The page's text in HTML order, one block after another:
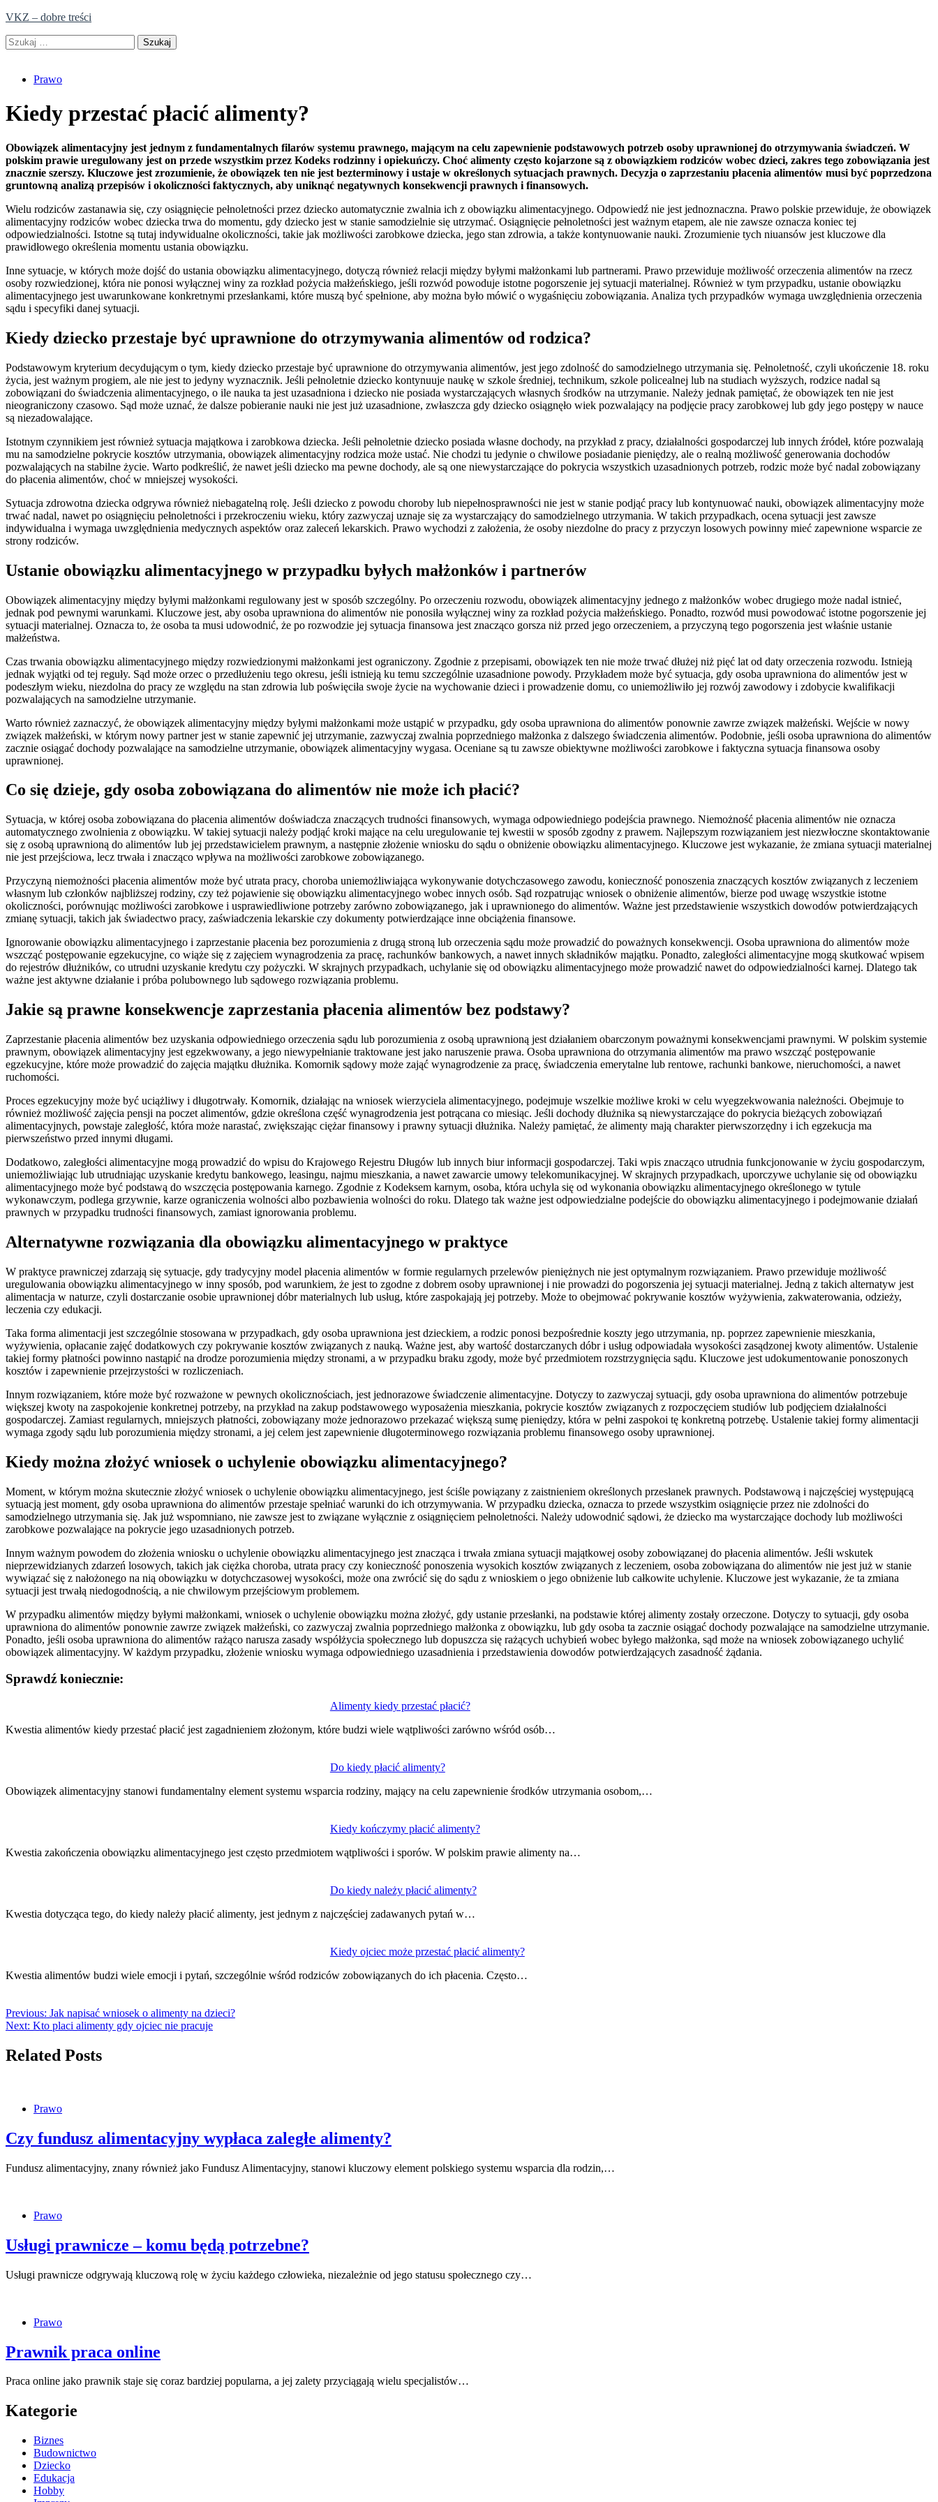
Skip
content
VKZ – dobre treści
Szukaj:
Prawo
Kiedy przestać płacić alimenty?
Obowiązek alimentacyjny jest jednym z fundamentalnych filarów systemu prawnego, mającym na celu zapewnienie podstawowych potrzeb osoby uprawnionej do otrzymywania świadczeń. W
polskim prawie uregulowany jest on przede wszystkim przez Kodeks rodzinny i opiekuńczy. Choć alimenty często kojarzone są z obowiązkiem rodziców wobec dzieci, zakres tego zobowiązania jest
znacznie szerszy. Kluczowe jest zrozumienie, że obowiązek ten nie jest bezterminowy i ustaje w określonych sytuacjach prawnych. Decyzja o zaprzestaniu płacenia alimentów musi być poprzedzona
gruntowną analizą przepisów i okoliczności faktycznych, aby uniknąć negatywnych konsekwencji prawnych i finansowych.
Wielu rodziców zastanawia się, czy osiągnięcie pełnoletności przez dziecko automatycznie zwalnia ich z obowiązku alimentacyjnego. Odpowiedź nie jest jednoznaczna. Prawo polskie przewiduje, że obowiązek
alimentacyjny rodziców wobec dziecka trwa do momentu, gdy dziecko jest w stanie samodzielnie się utrzymać. Osiągnięcie pełnoletności jest ważnym etapem, ale nie zawsze oznacza koniec tej
odpowiedzialności. Istotne są tutaj indywidualne okoliczności, takie jak możliwości zarobkowe dziecka, jego stan zdrowia, a także kontynuowanie nauki. Zrozumienie tych niuansów jest kluczowe dla
prawidłowego określenia momentu ustania obowiązku.
Inne sytuacje, w których może dojść do ustania obowiązku alimentacyjnego, dotyczą również relacji między byłymi małżonkami lub partnerami. Prawo przewiduje możliwość orzeczenia alimentów na rzecz
osoby rozwiedzionej, która nie ponosi wyłącznej winy za rozkład pożycia małżeńskiego, jeśli rozwód powoduje istotne pogorszenie jej sytuacji materialnej. Również w tym przypadku, ustanie obowiązku
alimentacyjnego jest uwarunkowane konkretnymi przesłankami, które muszą być spełnione, aby można było mówić o wygaśnięciu zobowiązania. Analiza tych przypadków wymaga uwzględnienia orzeczenia
sądu i specyfiki danej sytuacji.
Kiedy dziecko przestaje być uprawnione do otrzymywania alimentów od rodzica?
Podstawowym kryterium decydującym o tym, kiedy dziecko przestaje być uprawnione do otrzymywania alimentów, jest jego zdolność do samodzielnego utrzymania się. Pełnoletność, czyli ukończenie 18. roku
życia, jest ważnym progiem, ale nie jest to jedyny wyznacznik. Jeśli pełnoletnie dziecko kontynuuje naukę w szkole średniej, technikum, szkole policealnej lub na studiach wyższych, rodzice nadal są
zobowiązani do świadczenia alimentacyjnego, o ile nauka ta jest uzasadniona i dziecko nie posiada wystarczających własnych środków na utrzymanie. Należy jednak pamiętać, że obowiązek ten nie jest
nieograniczony czasowo. Sąd może uznać, że dalsze pobieranie nauki nie jest już uzasadnione, zwłaszcza gdy dziecko osiągnęło wiek pozwalający na podjęcie pracy zarobkowej lub gdy jego postępy w nauce
są niezadowalające.
Istotnym czynnikiem jest również sytuacja majątkowa i zarobkowa dziecka. Jeśli pełnoletnie dziecko posiada własne dochody, na przykład z pracy, działalności gospodarczej lub innych źródeł, które pozwalają
mu na samodzielne pokrycie kosztów utrzymania, obowiązek alimentacyjny rodzica może ustać. Nie chodzi tu jedynie o chwilowe posiadanie pieniędzy, ale o realną możliwość generowania dochodów
pozwalających na stabilne życie. Warto podkreślić, że nawet jeśli dziecko ma pewne dochody, ale są one niewystarczające do pokrycia wszystkich uzasadnionych potrzeb, rodzic może być nadal zobowiązany
do płacenia alimentów, choć w mniejszej wysokości.
Sytuacja zdrowotna dziecka odgrywa również niebagatelną rolę. Jeśli dziecko z powodu choroby lub niepełnosprawności nie jest w stanie podjąć pracy lub kontynuować nauki, obowiązek alimentacyjny może
trwać nadal, nawet po osiągnięciu pełnoletności i przekroczeniu wieku, który zazwyczaj uznaje się za wystarczający do samodzielnego utrzymania. W takich przypadkach, ocena sytuacji jest zawsze
indywidualna i wymaga uwzględnienia medycznych aspektów oraz zaleceń lekarskich. Prawo wychodzi z założenia, że osoby niezdolne do pracy z przyczyn losowych powinny mieć zapewnione wsparcie ze
strony rodziców.
Ustanie obowiązku alimentacyjnego w przypadku byłych małżonków i partnerów
Obowiązek alimentacyjny między byłymi małżonkami regulowany jest w sposób szczególny. Po orzeczeniu rozwodu, obowiązek alimentacyjny jednego z małżonków wobec drugiego może nadal istnieć,
jednak pod pewnymi warunkami. Kluczowe jest, aby osoba uprawniona do alimentów nie ponosiła wyłącznej winy za rozkład pożycia małżeńskiego. Ponadto, rozwód musi powodować istotne pogorszenie jej
sytuacji materialnej. Oznacza to, że osoba ta musi udowodnić, że po rozwodzie jej sytuacja finansowa jest znacząco gorsza niż przed jego orzeczeniem, a przyczyną tego pogorszenia jest właśnie ustanie
małżeństwa.
Czas trwania obowiązku alimentacyjnego między rozwiedzionymi małżonkami jest ograniczony. Zgodnie z przepisami, obowiązek ten nie może trwać dłużej niż pięć lat od daty orzeczenia rozwodu. Istnieją
jednak wyjątki od tej reguły. Sąd może orzec o przedłużeniu tego okresu, jeśli istnieją ku temu szczególnie uzasadnione powody. Przykładem może być sytuacja, gdy osoba uprawniona do alimentów jest w
podeszłym wieku, niezdolna do pracy ze względu na stan zdrowia lub poświęciła swoje życie na wychowanie dzieci i prowadzenie domu, co uniemożliwiło jej rozwój zawodowy i zdobycie kwalifikacji
pozwalających na samodzielne utrzymanie.
Warto również zaznaczyć, że obowiązek alimentacyjny między byłymi małżonkami może ustąpić w przypadku, gdy osoba uprawniona do alimentów ponownie zawrze związek małżeński. Wejście w nowy
związek małżeński, w którym nowy partner jest w stanie zapewnić jej utrzymanie, zazwyczaj zwalnia poprzedniego małżonka z dalszego świadczenia alimentów. Podobnie, jeśli osoba uprawniona do alimentów
zacznie osiągać dochody pozwalające na samodzielne utrzymanie, obowiązek alimentacyjny wygasa. Oceniane są tu zawsze obiektywne możliwości zarobkowe i faktyczna sytuacja finansowa osoby
uprawnionej.
Co się dzieje, gdy osoba zobowiązana do alimentów nie może ich płacić?
Sytuacja, w której osoba zobowiązana do płacenia alimentów doświadcza znaczących trudności finansowych, wymaga odpowiedniego podejścia prawnego. Niemożność płacenia alimentów nie oznacza
automatycznego zwolnienia z obowiązku. W takiej sytuacji należy podjąć kroki mające na celu uregulowanie tej kwestii w sposób zgodny z prawem. Najlepszym rozwiązaniem jest niezwłoczne skontaktowanie
się z osobą uprawnioną do alimentów lub jej przedstawicielem prawnym, a następnie złożenie wniosku do sądu o obniżenie obowiązku alimentacyjnego. Kluczowe jest wykazanie, że zmiana sytuacji materialnej
nie jest przejściowa, lecz trwała i znacząco wpływa na możliwości zarobkowe zobowiązanego.
Przyczyną niemożności płacenia alimentów może być utrata pracy, choroba uniemożliwiająca wykonywanie dotychczasowego zawodu, konieczność ponoszenia znaczących kosztów związanych z leczeniem
własnym lub członków najbliższej rodziny, czy też pojawienie się obowiązku alimentacyjnego wobec innych osób. Sąd rozpatrując wniosek o obniżenie alimentów, bierze pod uwagę wszystkie istotne
okoliczności, porównując możliwości zarobkowe i usprawiedliwione potrzeby zarówno zobowiązanego, jak i uprawnionego do alimentów. Ważne jest przedstawienie wszystkich dowodów potwierdzających
zmianę sytuacji, takich jak świadectwo pracy, zaświadczenia lekarskie czy dokumenty potwierdzające inne obciążenia finansowe.
Ignorowanie obowiązku alimentacyjnego i zaprzestanie płacenia bez porozumienia z drugą stroną lub orzeczenia sądu może prowadzić do poważnych konsekwencji. Osoba uprawniona do alimentów może
wszcząć postępowanie egzekucyjne, co wiąże się z zajęciem wynagrodzenia za pracę, rachunków bankowych, a nawet innych składników majątku. Ponadto, zaległości alimentacyjne mogą skutkować wpisem
do rejestrów dłużników, co utrudni uzyskanie kredytu czy pożyczki. W skrajnych przypadkach, uchylanie się od obowiązku alimentacyjnego może prowadzić nawet do odpowiedzialności karnej. Dlatego tak
ważne jest aktywne działanie i próba polubownego lub sądowego rozwiązania problemu.
Jakie są prawne konsekwencje zaprzestania płacenia alimentów bez podstawy?
Zaprzestanie płacenia alimentów bez uzyskania odpowiedniego orzeczenia sądu lub porozumienia z osobą uprawnioną jest działaniem obarczonym poważnymi konsekwencjami prawnymi. W polskim systemie
prawnym, obowiązek alimentacyjny jest egzekwowany, a jego niewypełnianie traktowane jest jako naruszenie prawa. Osoba uprawniona do otrzymania alimentów ma prawo wszcząć postępowanie
egzekucyjne, które może prowadzić do zajęcia majątku dłużnika. Komornik sądowy może zająć wynagrodzenie za pracę, świadczenia emerytalne lub rentowe, rachunki bankowe, nieruchomości, a nawet
ruchomości.
Proces egzekucyjny może być uciążliwy i długotrwały. Komornik, działając na wniosek wierzyciela alimentacyjnego, podejmuje wszelkie możliwe kroki w celu wyegzekwowania należności. Obejmuje to
również możliwość zajęcia pensji na poczet alimentów, gdzie określona część wynagrodzenia jest potrącana co miesiąc. Jeśli dochody dłużnika są niewystarczające do pokrycia bieżących zobowiązań
alimentacyjnych, powstaje zaległość, która może narastać, zwiększając ciężar finansowy i prawny sytuacji dłużnika. Należy pamiętać, że alimenty mają charakter pierwszorzędny i ich egzekucja ma
pierwszeństwo przed innymi długami.
Dodatkowo, zaległości alimentacyjne mogą prowadzić do wpisu do Krajowego Rejestru Długów lub innych biur informacji gospodarczej. Taki wpis znacząco utrudnia funkcjonowanie w życiu gospodarczym,
uniemożliwiając lub utrudniając uzyskanie kredytu bankowego, leasingu, najmu mieszkania, a nawet zawarcie umowy telekomunikacyjnej. W skrajnych przypadkach, uporczywe uchylanie się od obowiązku
alimentacyjnego może być podstawą do wszczęcia postępowania karnego. Zgodnie z Kodeksem karnym, osoba, która uchyla się od wykonania obowiązku alimentacyjnego określonego w tytule
wykonawczym, podlega grzywnie, karze ograniczenia wolności albo pozbawienia wolności do roku. Dlatego tak ważne jest odpowiedzialne podejście do obowiązku alimentacyjnego i podejmowanie działań
prawnych w przypadku trudności finansowych, zamiast ignorowania problemu.
Alternatywne rozwiązania dla obowiązku alimentacyjnego w praktyce
W praktyce prawniczej zdarzają się sytuacje, gdy tradycyjny model płacenia alimentów w formie regularnych przelewów pieniężnych nie jest optymalnym rozwiązaniem. Prawo przewiduje możliwość
uregulowania obowiązku alimentacyjnego w inny sposób, pod warunkiem, że jest to zgodne z dobrem osoby uprawnionej i nie prowadzi do pogorszenia jej sytuacji materialnej. Jedną z takich alternatyw jest
alimentacja w naturze, czyli dostarczanie osobie uprawnionej dóbr materialnych lub usług, które zaspokajają jej potrzeby. Może to obejmować pokrywanie kosztów wyżywienia, zakwaterowania, odzieży,
leczenia czy edukacji.
Taka forma alimentacji jest szczególnie stosowana w przypadkach, gdy osoba uprawniona jest dzieckiem, a rodzic ponosi bezpośrednie koszty jego utrzymania, np. poprzez zapewnienie mieszkania,
wyżywienia, opłacanie zajęć dodatkowych czy pokrywanie kosztów związanych z nauką. Ważne jest, aby wartość dostarczanych dóbr i usług odpowiadała wysokości zasądzonej kwoty alimentów. Ustalenie
takiej formy płatności powinno nastąpić na drodze porozumienia między stronami, a w przypadku braku zgody, może być przedmiotem rozstrzygnięcia sądu. Kluczowe jest udokumentowanie ponoszonych
kosztów i zapewnienie przejrzystości w rozliczeniach.
Innym rozwiązaniem, które może być rozważone w pewnych okolicznościach, jest jednorazowe świadczenie alimentacyjne. Dotyczy to zazwyczaj sytuacji, gdy osoba uprawniona do alimentów potrzebuje
większej kwoty na zaspokojenie konkretnej potrzeby, na przykład na zakup podstawowego wyposażenia mieszkania, pokrycie kosztów związanych z rozpoczęciem studiów lub podjęciem działalności
gospodarczej. Zamiast regularnych, mniejszych płatności, zobowiązany może jednorazowo przekazać większą sumę pieniędzy, która w pełni zaspokoi tę konkretną potrzebę. Ustalenie takiej formy alimentacji
wymaga zgody sądu lub porozumienia między stronami, a jej celem jest zapewnienie długoterminowego rozwiązania problemu finansowego osoby uprawnionej.
Kiedy można złożyć wniosek o uchylenie obowiązku alimentacyjnego?
Moment, w którym można skutecznie złożyć wniosek o uchylenie obowiązku alimentacyjnego, jest ściśle powiązany z zaistnieniem określonych przesłanek prawnych. Podstawową i najczęściej występującą
sytuacją jest moment, gdy osoba uprawniona do alimentów przestaje spełniać warunki do ich otrzymywania. W przypadku dziecka, oznacza to przede wszystkim osiągnięcie przez nie zdolności do
samodzielnego utrzymania się. Jak już wspomniano, nie zawsze jest to związane wyłącznie z osiągnięciem pełnoletności. Należy udowodnić sądowi, że dziecko ma wystarczające dochody lub możliwości
zarobkowe pozwalające na pokrycie jego uzasadnionych potrzeb.
Innym ważnym powodem do złożenia wniosku o uchylenie obowiązku alimentacyjnego jest znacząca i trwała zmiana sytuacji majątkowej osoby zobowiązanej do płacenia alimentów. Jeśli wskutek
nieprzewidzianych zdarzeń losowych, takich jak ciężka choroba, utrata pracy czy konieczność ponoszenia wysokich kosztów związanych z leczeniem, osoba zobowiązana do alimentów nie jest już w stanie
wywiązać się z nałożonego na nią obowiązku w dotychczasowej wysokości, może ona zwrócić się do sądu z wnioskiem o jego obniżenie lub całkowite uchylenie. Kluczowe jest wykazanie, że ta zmiana
sytuacji jest trwałą niedogodnością, a nie chwilowym przejściowym problemem.
W przypadku alimentów między byłymi małżonkami, wniosek o uchylenie obowiązku można złożyć, gdy ustanie przesłanki, na podstawie której alimenty zostały orzeczone. Dotyczy to sytuacji, gdy osoba
uprawniona do alimentów ponownie zawrze związek małżeński, co zazwyczaj zwalnia poprzedniego małżonka z obowiązku, lub gdy osoba ta zacznie osiągać dochody pozwalające na samodzielne utrzymanie.
Ponadto, jeśli osoba uprawniona do alimentów rażąco narusza zasady współżycia społecznego lub dopuszcza się rażących uchybień wobec byłego małżonka, sąd może na wniosek zobowiązanego uchylić
obowiązek alimentacyjny. W każdym przypadku, złożenie wniosku wymaga odpowiedniego uzasadnienia i przedstawienia dowodów potwierdzających zasadność żądania.
Sprawdź koniecznie:
Alimenty kiedy przestać płacić?
Kwestia alimentów kiedy przestać płacić jest zagadnieniem złożonym, które budzi wiele wątpliwości zarówno wśród osób…
Do kiedy płacić alimenty?
Obowiązek alimentacyjny stanowi fundamentalny element systemu wsparcia rodziny, mający na celu zapewnienie środków utrzymania osobom,…
Kiedy kończymy płacić alimenty?
Kwestia zakończenia obowiązku alimentacyjnego jest często przedmiotem wątpliwości i sporów. W polskim prawie alimenty na…
Do kiedy należy płacić alimenty?
Kwestia dotycząca tego, do kiedy należy płacić alimenty, jest jednym z najczęściej zadawanych pytań w…
Kiedy ojciec może przestać płacić alimenty?
Kwestia alimentów budzi wiele emocji i pytań, szczególnie wśród rodziców zobowiązanych do ich płacenia. Często…
wpisu
Previous: Jak napisać wniosek o alimenty na dzieci?
Next: Kto placi alimenty gdy ojciec nie pracuje
Related Posts
Prawo
Czy fundusz alimentacyjny wypłaca zaległe alimenty?
Fundusz alimentacyjny, znany również jako Fundusz Alimentacyjny, stanowi kluczowy element polskiego systemu wsparcia dla rodzin,…
Prawo
Usługi prawnicze – komu będą potrzebne?
Usługi prawnicze odgrywają kluczową rolę w życiu każdego człowieka, niezależnie od jego statusu społecznego czy…
Prawo
Prawnik praca online
Praca online jako prawnik staje się coraz bardziej popularna, a jej zalety przyciągają wielu specjalistów…
Kategorie
Biznes
Budownictwo
Dziecko
Edukacja
Hobby